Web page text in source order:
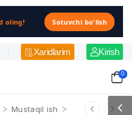
oling! Sotuvchi bo'lish
Xaridlarim Kirish
0
> Mustaqil ish >